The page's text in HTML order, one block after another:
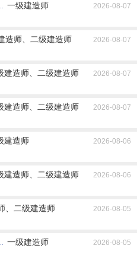
一级建造师
2026-08-07
造师、二级建造师
2026-08-07
建造师、二级建造师
2026-08-07
建造师、二级建造师
2026-08-07
建造师
2026-08-06
建造师、二级建造师
2026-08-06
、二级建造师
2026-08-05
一级建造师
2026-08-05